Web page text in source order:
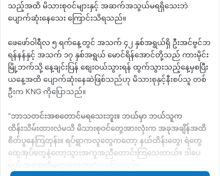
သည့်အထိ မိသားစုဝင်များနှင့် အဆက်အသွယ်မရရှိသေးဘဲ
ပျောက်ဆုံးနေသေး ကြောင်းသိရသည်။
ဖေဖော်ဝါရီလ ၅ ရက်နေ့တွင် အသက် ၄၂ နှစ်အရွယ်ရှိ ဦးအင်ဗွင်ဘ
ရန်နန်နှင့် အသက် ၁၇ နှစ်အရွယ် မောင်ရိန်အောင်တို့သည် ကားမိုင်း
မြို့ဘက်သို့ နေ့ချင်းပြန် စျေးဝယ်သွားရန် ထွက်သွားသည့်နေ့မှစပြီး
ယနေ့အထိ ပျောက်ဆုံးနေဆဲဖြစ်သည်ဟု မိသားစုနှင့်နီးစပ်သူ တစ်
ဦးက KNG ကိုပြောသည်။
“ဘာသတင်းအစတောင်မရသေးဘူး။ ဘယ်မှာ ဘယ်သူက
ထိန်းသိမ်းထားလဲမသိ မိသားစုဝင်တွေအားလုံးက အခုအချိန်အထိ
စိတ်ပူနေကြတုန်း။ ရပ်ရွာကလူတွေကတော့ နယ်ထိန်းတွေ၊ ရဲတွေ
ထွေအုပ်တွေနဲ့တော့သွားအကူအညီတောင်းကြသေးတယ်။ ဒါပေ